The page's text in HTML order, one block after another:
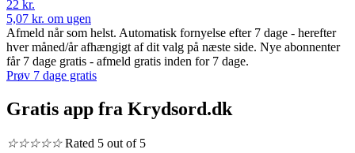
22 kr.
5,07 kr. om ugen
Afmeld når som helst. Automatisk fornyelse efter 7 dage - herefter
hver måned/år afhængigt af dit valg på næste side. Nye abonnenter
får 7 dage gratis - afmeld gratis inden for 7 dage.
Prøv 7 dage gratis
Gratis app fra Krydsord.dk
☆☆☆☆☆ Rated 5 out of 5